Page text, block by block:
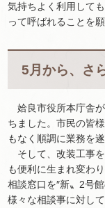
気持ちよく利用して
って呼ばれることを願
5月から、さ
姶良市役所本庁舎
ちました。市民の皆
もなく順調に業務を
そして、改装工事を
も便利に生まれ変わ
相談窓口を″新〟2号
様々な相談事に対し